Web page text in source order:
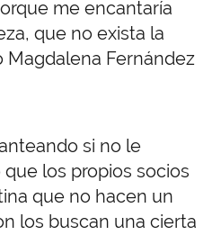
me encantaría
que no exista la
Magdalena Fernández
si no le
los propios socios
que no hacen un
los buscan una cierta